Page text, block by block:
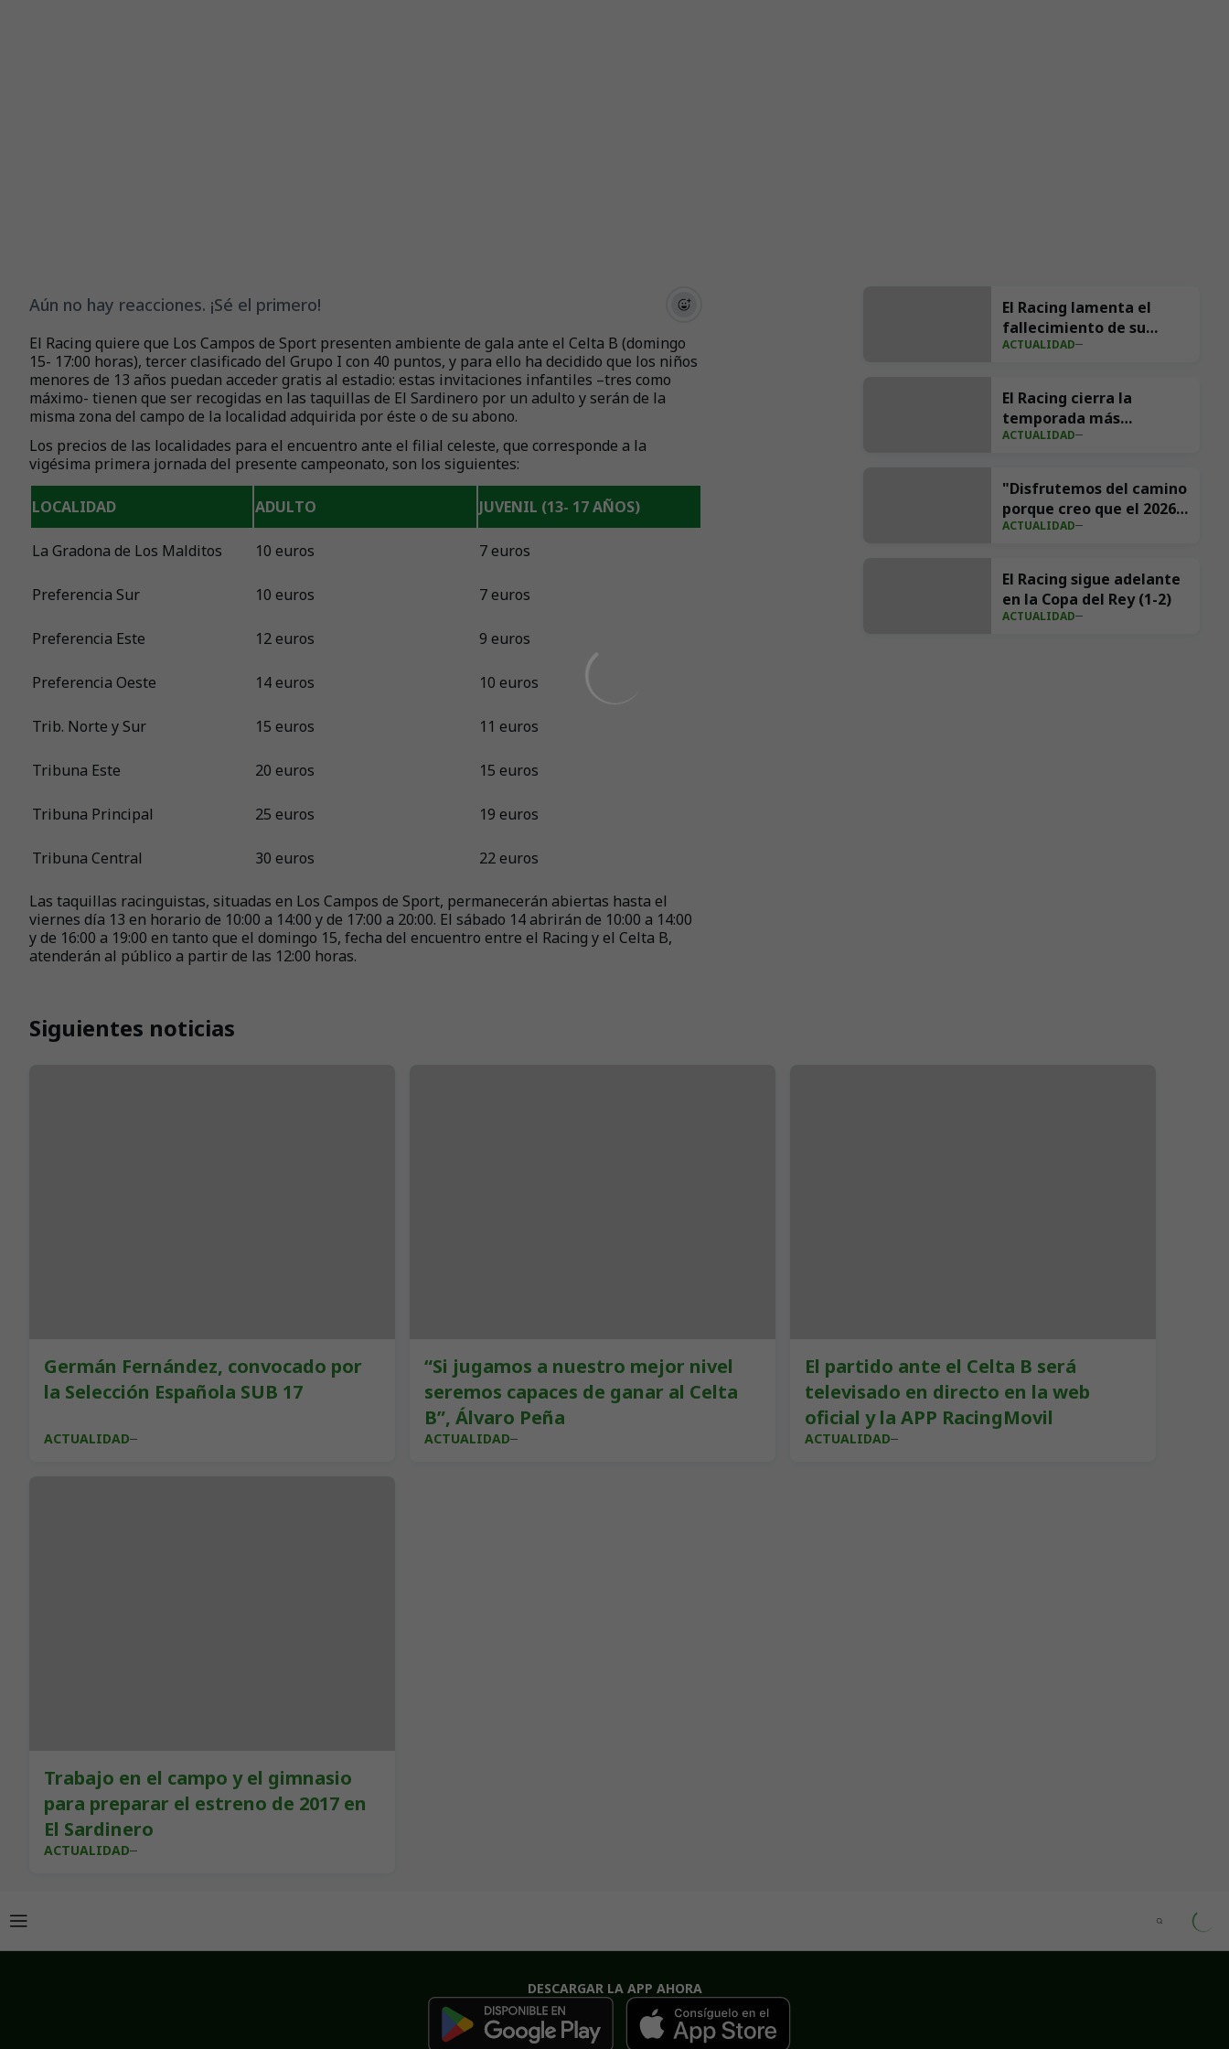
Aún no hay reacciones. ¡Sé el primero!
El Racing quiere que Los Campos de Sport presenten ambiente de gala ante el Celta B (domingo
15- 17:00 horas), tercer clasificado del Grupo I con 40 puntos, y para ello ha decidido que los niños
menores de 13 años puedan acceder gratis al estadio: estas invitaciones infantiles –tres como
máximo- tienen que ser recogidas en las taquillas de El Sardinero por un adulto y serán de la
misma zona del campo de la localidad adquirida por éste o de su abono.
Los precios de las localidades para el encuentro ante el filial celeste, que corresponde a la
vigésima primera jornada del presente campeonato, son los siguientes:
LOCALIDAD ADULTO JUVENIL (13- 17 AÑOS)
La Gradona de Los Malditos 10 euros 7 euros
Preferencia Sur 10 euros 7 euros
Preferencia Este 12 euros 9 euros
Preferencia Oeste 14 euros 10 euros
Trib. Norte y Sur 15 euros 11 euros
Tribuna Este 20 euros 15 euros
Tribuna Principal 25 euros 19 euros
Tribuna Central 30 euros 22 euros
Las taquillas racinguistas, situadas en Los Campos de Sport, permanecerán abiertas hasta el
viernes día 13 en horario de 10:00 a 14:00 y de 17:00 a 20:00. El sábado 14 abrirán de 10:00 a 14:00
y de 16:00 a 19:00 en tanto que el domingo 15, fecha del encuentro entre el Racing y el Celta B,
atenderán al público a partir de las 12:00 horas.
El Racing lamenta el
fallecimiento de su
exfutbolista Andrés
ACTUALIDAD
El Racing cierra la
temporada más
importante de su
millones de impresiones
ACTUALIDAD
"Disfrutemos del camino
porque creo que el 2026
va a ser nuestro año"
ACTUALIDAD
El Racing sigue adelante
en la Copa del Rey (1-2)
ACTUALIDAD
Siguientes noticias
Germán Fernández, convocado por
la Selección Española SUB 17
ACTUALIDAD
“Si jugamos a nuestro mejor nivel
seremos capaces de ganar al Celta
B”, Álvaro Peña
ACTUALIDAD
El partido ante el Celta B será
televisado en directo en la web
oficial y la APP RacingMovil
ACTUALIDAD
Trabajo en el campo y el gimnasio
para preparar el estreno de 2017 en
El Sardinero
ACTUALIDAD
DESCARGAR LA APP AHORA